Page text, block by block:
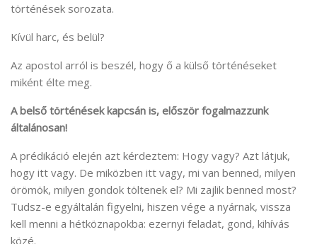
történések sorozata.
Kívül harc, és belül?
Az apostol arról is beszél, hogy ő a külső történéseket
miként élte meg.
A belső történések kapcsán is, először fogalmazzunk
általánosan!
A prédikáció elején azt kérdeztem: Hogy vagy? Azt látjuk,
hogy itt vagy. De miközben itt vagy, mi van benned, milyen
örömök, milyen gondok töltenek el? Mi zajlik benned most?
Tudsz-e egyáltalán figyelni, hiszen vége a nyárnak, vissza
kell menni a hétköznapokba: ezernyi feladat, gond, kihívás
közé.